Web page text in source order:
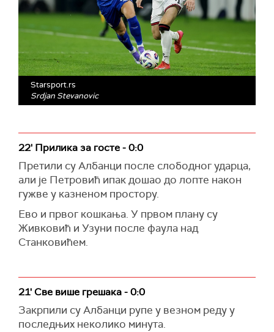
Starsport.rs
Srdjan Stevanovic
22' Прилика за госте - 0:0
Претили су Албанци после слободног ударца,
али је Петровић ипак дошао до лопте након
гужве у казненом простору.
Ево и првог кошкања. У првом плану су
Живковић и Узуни после фаула над
Станковићем.
21' Све више грешака - 0:0
Закрпили су Албанци рупе у везном реду у
последњих неколико минута.